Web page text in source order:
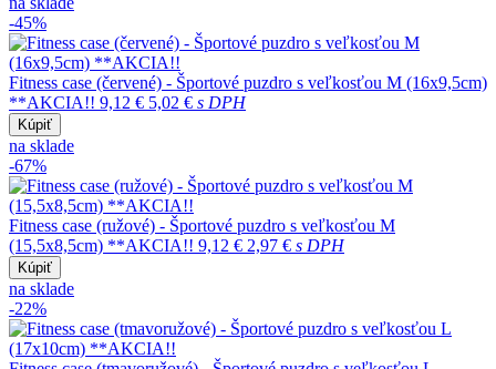
-45%
Fitness case (červené) - Športové puzdro s veľkosťou M (16x9,5cm)
**AKCIA!! 9,12 € 5,02 € s DPH
Kúpiť
na sklade
-67%
Fitness case (ružové) - Športové puzdro s veľkosťou M
(15,5x8,5cm) **AKCIA!! 9,12 € 2,97 € s DPH
Kúpiť
na sklade
-22%